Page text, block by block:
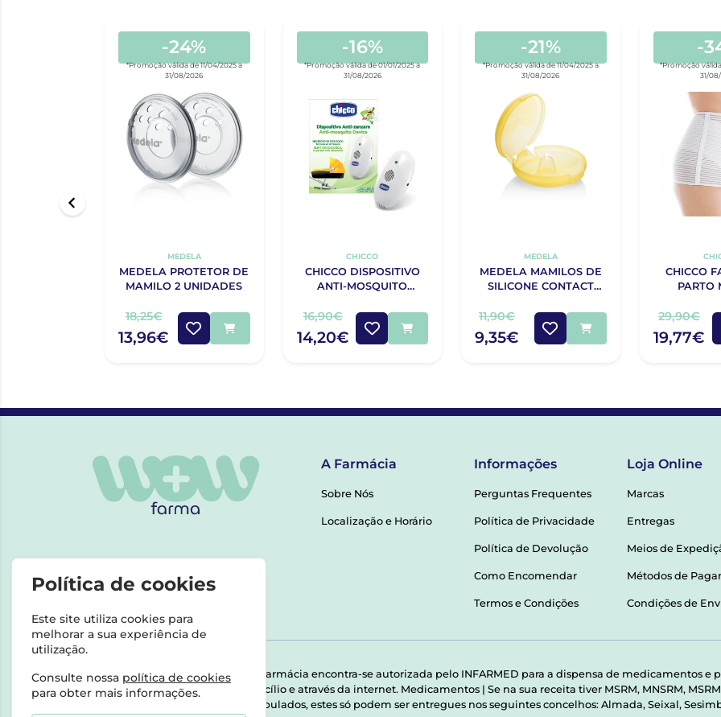
-24%
*Promoção válida de 11/04/2025 a
31/08/2026
MEDELA
MEDELA PROTETOR DE
MAMILO 2 UNIDADES
18,25€
13,96€
-16%
*Promoção válida de 01/01/2025 a
31/08/2026
CHICCO
CHICCO DISPOSITIVO
ANTI-MOSQUITO
16,90€
14,20€
-21%
*Promoção válida de 11/04/2025 a
31/08/2026
MEDELA
MEDELA MAMILOS DE
SILICONE CONTACT
UNIDADES
11,90€
9,35€
-
*Promoção
31/
CHICCO
PARTO
29,90€
19,77€
A Farmácia
Sobre Nós
Localização e Horário
Informações
Perguntas Frequentes
Política de Privacidade
Política de Devolução
Como Encomendar
Termos e Condições
Loja Online
Marcas
Entregas
Meios de
Métodos de
Condições de
Esta farmácia encontra-se autorizada pelo INFARMED para a dispensa de medicamentos e
domicílio e através da internet. Medicamentos | Se na sua receita tiver MSRM, MNSRM,
Manipulados, estes só podem ser entregues nos seguintes concelhos: Almada, Seixal,
Política de cookies
Este site utiliza cookies para
melhorar a sua experiência de
utilização.
Consulte nossa política de cookies
para obter mais informações.